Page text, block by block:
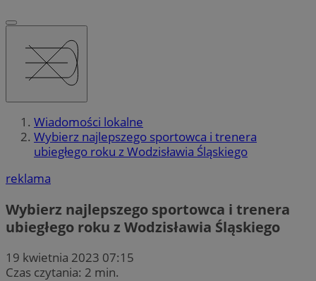
Wiadomości lokalne
Wybierz najlepszego sportowca i trenera
ubiegłego roku z Wodzisławia Śląskiego
reklama
Wybierz najlepszego sportowca i trenera
ubiegłego roku z Wodzisławia Śląskiego
19 kwietnia 2023 07:15
Czas czytania: 2 min.